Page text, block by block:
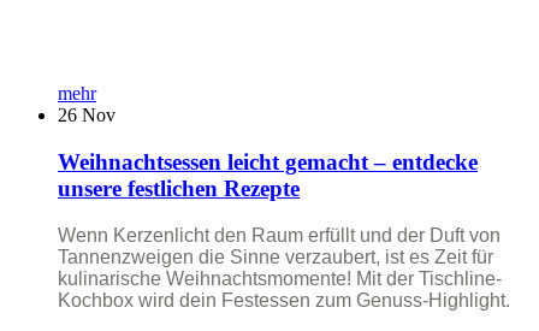
mehr
26 Nov
Weihnachtsessen leicht gemacht – entdecke
unsere festlichen Rezepte
Wenn Kerzenlicht den Raum erfüllt und der Duft von
Tannenzweigen die Sinne verzaubert, ist es Zeit für
kulinarische Weihnachtsmomente! Mit der Tischline-
Kochbox wird dein Festessen zum Genuss-Highlight.